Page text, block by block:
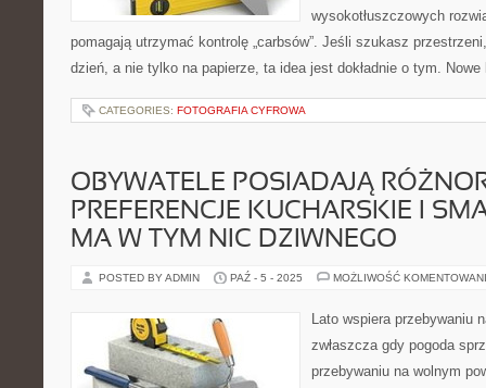
wysokotłuszczowych
pomagają utrzymać kontrolę „carbsów”. Jeśli szukasz
dzień, a nie tylko na papierze, ta idea jest dokładnie o tym.
CATEGORIES: FOTOGRAFIA CYFROWA
OBYWATELE POSIADAJĄ
PREFERENCJE KUCHARSKIE I
MA W TYM NIC DZIWNEGO
POSTED BY ADMIN PAŹ - 5 - 2025 MOŻLIWOŚĆ
Lato wspiera przebywaniu
zwłaszcza gdy pogoda
przebywaniu na wolnym